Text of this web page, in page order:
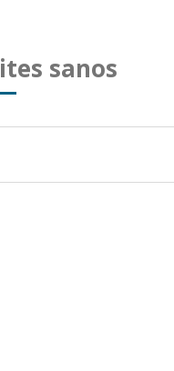
sanos